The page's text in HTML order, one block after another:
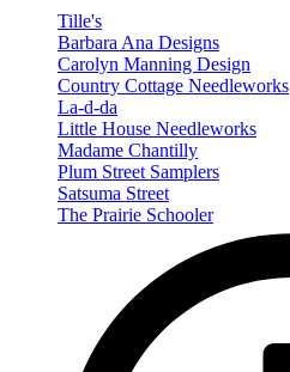
Tille's
Barbara Ana Designs
Carolyn Manning Design
Country Cottage Needleworks
La-d-da
Little House Needleworks
Madame Chantilly
Plum Street Samplers
Satsuma Street
The Prairie Schooler